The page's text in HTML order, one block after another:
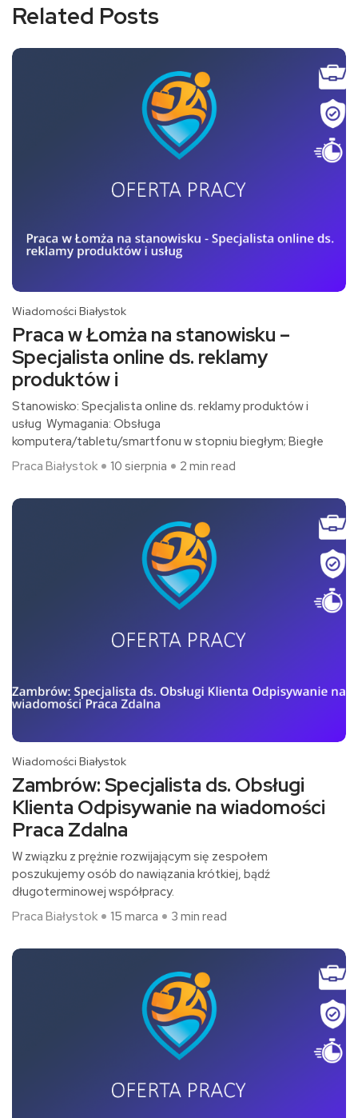
Related Posts
Wiadomości Białystok
Praca w Łomża na stanowisku –
Specjalista online ds. reklamy
produktów i
Stanowisko: Specjalista online ds. reklamy produktów i
usług Wymagania: Obsługa
komputera/tabletu/smartfonu w stopniu biegłym; Biegłe
Praca Białystok
10 sierpnia 2 min read
Wiadomości Białystok
Zambrów: Specjalista ds. Obsługi
Klienta Odpisywanie na wiadomości
Praca Zdalna
W związku z prężnie rozwijającym się zespołem
poszukujemy osób do nawiązania krótkiej, bądź
długoterminowej współpracy.
Praca Białystok
15 marca 3 min read